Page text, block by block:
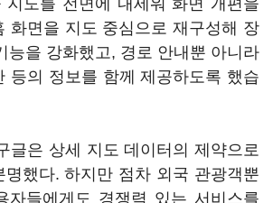
지도를 전면에 내세워 화면 개편을
화면을 지도 중심으로 재구성해 장
능을 강화했고, 경로 안내뿐 아니라
등의 정보를 함께 제공하도록 했습
글은 상세 지도 데이터의 제약으로
명했다. 하지만 점차 외국 관광객뿐
자들에게도 경쟁력 있는 서비스를